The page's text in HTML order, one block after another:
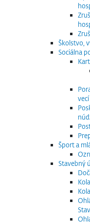
Školstvo,
Sociálna
vecí
Šport a
Stavebný